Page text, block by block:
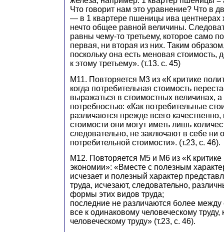
Что говорит нам это уравнение? Что в
— в 1 квартере пшеницы ива центнерах
нечто общее равной величины.
равны чему-то третьему, которое само
первая, ни вторая из них. Таким
поскольку она есть меновая стоимость,
к этому третьему». (т.13. с. 45)
М11. Повторяется М3 из «К критике
когда потребительная стоимость
выражаться в стоимостных величинах, а
потребностью: «Как потребительные
различаются прежде всего
стоимости они могут иметь лишь
следовательно, не заключают в себе ни
потребительной стоимости». (т.23, с. 46).
М12. Повторяется М5 и М6 из «К критике
экономии»: «Вместе с полезным
исчезает и полезный характер
труда, исчезают, следовательно,
формы этих видов труда;
последние не различаются более между
все к одинаковому человеческому труду,
человеческому труду» (т.23, с. 46).